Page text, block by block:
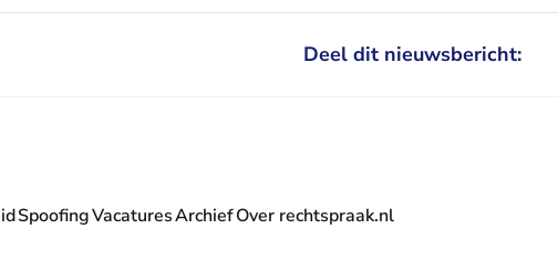
Deel dit nieuwsbericht:
Rechtspraak.nl
Rechtspraak.nl
- U verlaat Rechtspraak.nl
SpoofingVacatures
- U verlaat Rechtspraak.nl
ArchiefOver rechtspraak.nl